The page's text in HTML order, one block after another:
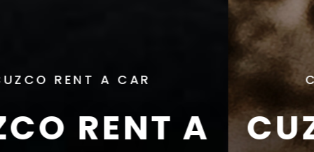
CUZCO RENT A CAR
CUZCO RENT A